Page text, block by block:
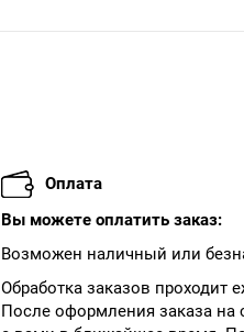
Оплата
Вы можете оплатить заказ:
Возможен наличный или
Обработка заказов проходит
После оформления заказа на